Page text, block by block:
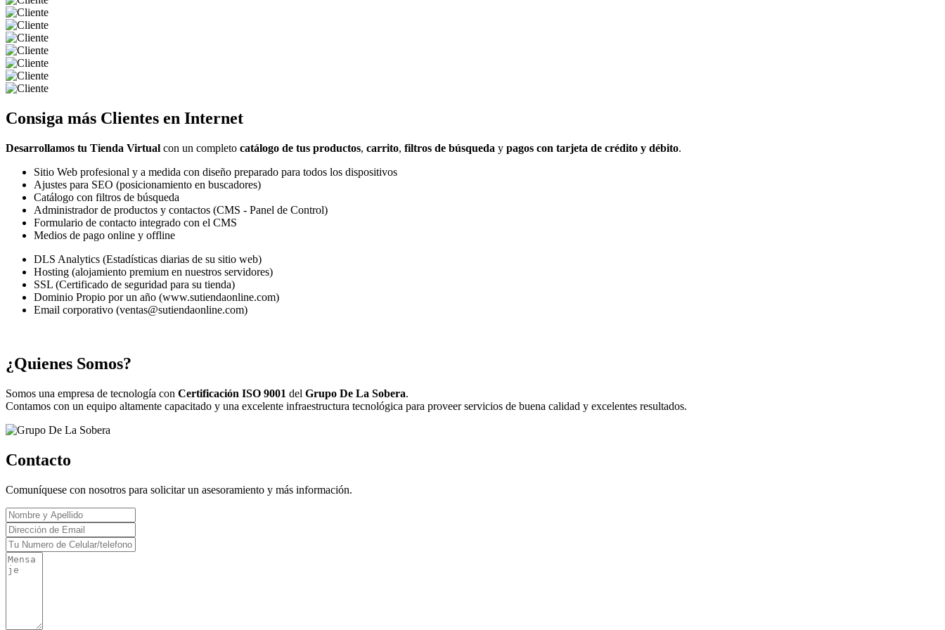
Consiga más Clientes en Internet
Desarrollamos tu Tienda Virtual con un completo catálogo de tus productos, carrito, filtros de búsqueda y pagos con tarjeta de crédito y débito.
Sitio Web profesional y a medida con diseño preparado para todos los dispositivos
Ajustes para SEO (posicionamiento en buscadores)
Catálogo con filtros de búsqueda
Administrador de productos y contactos (CMS - Panel de Control)
Formulario de contacto integrado con el CMS
Medios de pago online y offline
DLS Analytics (Estadísticas diarias de su sitio web)
Hosting (alojamiento premium en nuestros servidores)
SSL (Certificado de seguridad para su tienda)
Dominio Propio por un año (www.sutiendaonline.com)
Email corporativo (ventas@sutiendaonline.com)
¿Quienes Somos?
Somos una empresa de tecnología con Certificación ISO 9001 del Grupo De La Sobera.
Contamos con un equipo altamente capacitado y una excelente infraestructura tecnológica para proveer servicios de buena calidad y excelentes resultados.
Contacto
Comuníquese con nosotros para solicitar un asesoramiento y más información.